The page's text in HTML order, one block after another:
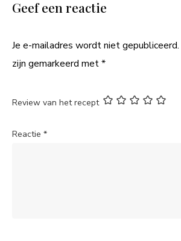
Geef een reactie
Je e-mailadres wordt niet gepubliceerd.
zijn gemarkeerd met*
Review van het recept
Reactie *